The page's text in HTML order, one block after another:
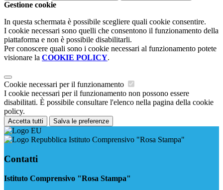
Gestione cookie
In questa schermata è possibile scegliere quali cookie consentire.
I cookie necessari sono quelli che consentono il funzionamento della
piattaforma e non è possibile disabilitarli.
Per conoscere quali sono i cookie necessari al funzionamento potete
visionare la COOKIE POLICY.
Cookie necessari per il funzionamento
I cookie necessari per il funzionamento non possono essere
disabilitati. È possibile consultare l'elenco nella pagina della cookie
policy.
Accetta tutti Salva le preferenze
Istituto Comprensivo "Rosa Stampa"
Contatti
Istituto Comprensivo "Rosa Stampa"